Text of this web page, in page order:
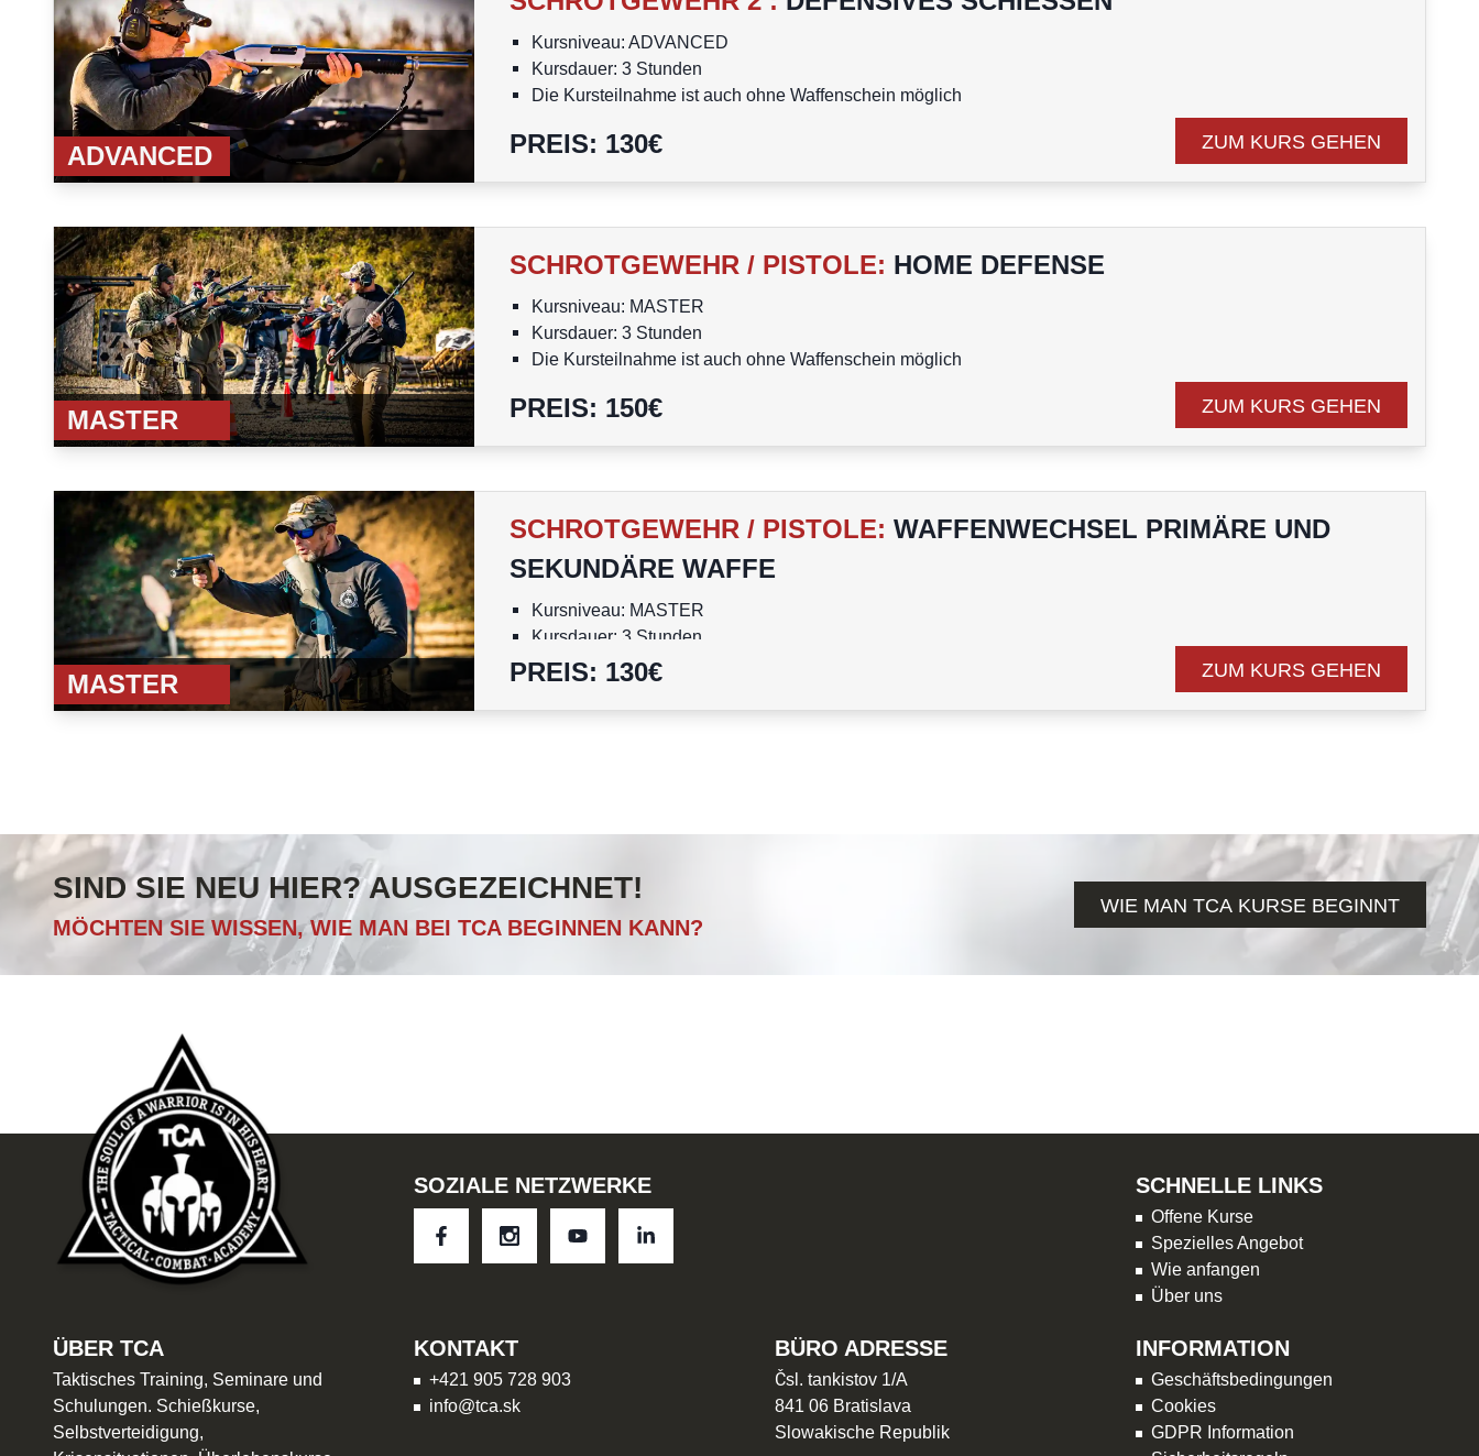
ADVANCED
Kursniveau: ADVANCED
Kursdauer: 3 Stunden
Die Kursteilnahme ist auch ohne Waffenschein möglich
PREIS: 130€ ZUM KURS GEHEN
MASTER
SCHROTGEWEHR / PISTOLE: HOME DEFENSE
Kursniveau: MASTER
Kursdauer: 3 Stunden
Die Kursteilnahme ist auch ohne Waffenschein möglich
PREIS: 150€ ZUM KURS GEHEN
MASTER
SCHROTGEWEHR / PISTOLE: WAFFENWECHSEL PRIMÄRE UND
SEKUNDÄRE WAFFE
Kursniveau: MASTER
Kursdauer: 3 Stunden
Die Kursteilnahme ist auch ohne Waffenschein möglich
PREIS: 130€ ZUM KURS GEHEN
SIND SIE NEU HIER? AUSGEZEICHNET!
MÖCHTEN SIE WISSEN, WIE MAN BEI TCA BEGINNEN KANN?
WIE MAN TCA KURSE BEGINNT
SOZIALE NETZWERKE SCHNELLE LINKS
Offene Kurse
Spezielles Angebot
Wie anfangen
Über uns
ÜBER TCA
Taktisches Training, Seminare und
Schulungen. Schießkurse,
Selbstverteidigung,
KONTAKT
+421 905 728 903
info@tca.sk
BÜRO ADRESSE
Čsl. tankistov 1/A
841 06 Bratislava
Slowakische Republik
INFORMATION
Geschäftsbedingungen
Cookies
GDPR Information